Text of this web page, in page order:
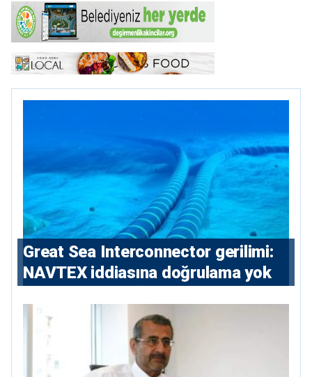
Great Sea Interconnector gerilimi:
NAVTEX iddiasına doğrulama yok